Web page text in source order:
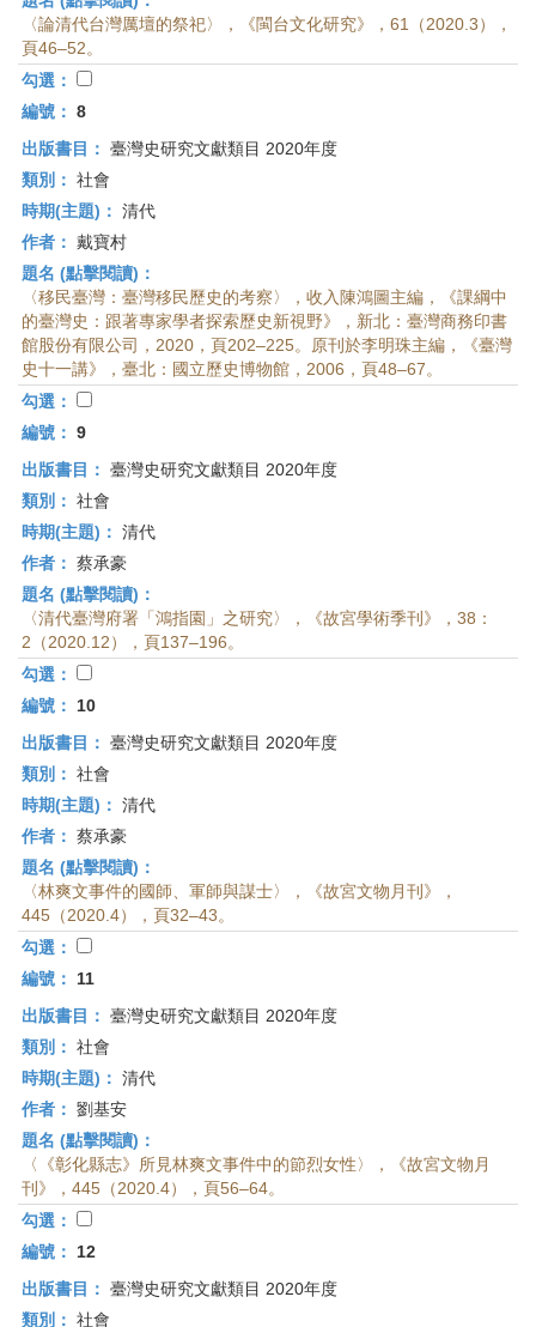
〈論清代台灣厲壇的祭祀〉，《閩台文化研究》，61（2020.3），
頁46–52。
勾選：
編號： 8
出版書目： 臺灣史研究文獻類目 2020年度
類別： 社會
時期(主題)： 清代
作者： 戴寶村
題名 (點擊閱讀)：
〈移民臺灣：臺灣移民歷史的考察〉，收入陳鴻圖主編，《課綱中
的臺灣史：跟著專家學者探索歷史新視野》，新北：臺灣商務印書
館股份有限公司，2020，頁202–225。原刊於李明珠主編，《臺灣
史十一講》，臺北：國立歷史博物館，2006，頁48–67。
勾選：
編號： 9
出版書目： 臺灣史研究文獻類目 2020年度
類別： 社會
時期(主題)： 清代
作者： 蔡承豪
題名 (點擊閱讀)：
〈清代臺灣府署「鴻指園」之研究〉，《故宮學術季刊》，38：
2（2020.12），頁137–196。
勾選：
編號：
10
出版書目： 臺灣史研究文獻類目 2020年度
類別： 社會
時期(主題)： 清代
作者： 蔡承豪
題名 (點擊閱讀)：
〈林爽文事件的國師、軍師與謀士〉，《故宮文物月刊》，
445（2020.4），頁32–43。
勾選：
編號：
11
出版書目： 臺灣史研究文獻類目 2020年度
類別： 社會
時期(主題)： 清代
作者： 劉基安
題名 (點擊閱讀)：
〈《彰化縣志》所見林爽文事件中的節烈女性〉，《故宮文物月
刊》，445（2020.4），頁56–64。
勾選：
編號：
12
出版書目： 臺灣史研究文獻類目 2020年度
類別： 社會